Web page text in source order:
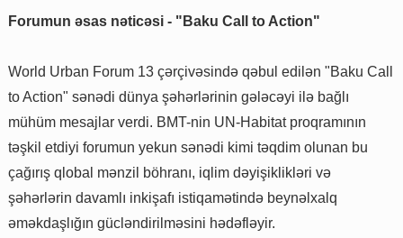
Forumun əsas nəticəsi - "Baku Call to Action"
World Urban Forum 13 çərçivəsində qəbul edilən "Baku Call
to Action" sənədi dünya şəhərlərinin gələcəyi ilə bağlı
mühüm mesajlar verdi. BMT-nin UN-Habitat proqramının
təşkil etdiyi forumun yekun sənədi kimi təqdim olunan bu
çağırış qlobal mənzil böhranı, iqlim dəyişiklikləri və
şəhərlərin davamlı inkişafı istiqamətində beynəlxalq
əməkdaşlığın gücləndirilməsini hədəfləyir.